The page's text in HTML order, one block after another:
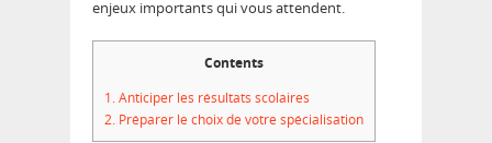
enjeux importants qui vous attendent.
Contents
1.Anticiper les résultats scolaires
2. Préparer le choix de votre spécialisation